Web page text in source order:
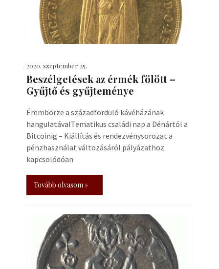
2020. szeptember 25.
Beszélgetések az érmék fölött –
Gyűjtő és gyűjteménye
Érembörze a századforduló kávéházának
hangulatávalTematikus családi nap a Dénártól a
Bitcoinig – Kiállítás és rendezvénysorozat a
pénzhasználat változásáról pályázathoz
kapcsolódóan
Tovább olvasom »